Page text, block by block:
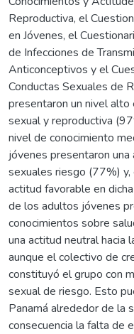
Reproductiva, el
en Jóvenes, el
de Infecciones de
Anticonceptivos y el
Conductas Sexuales de
presentaron un nivel
sexual y reproductiva
nivel de conocimiento
jóvenes presentaron
sexuales riesgo (77%)
actitud favorable en
de los adultos jóvenes
conocimientos sobre
una actitud neutral hacia
aunque el colectivo de
constituyó el grupo con
sexual de riesgo. Esto
Panamá alrededor de la
consecuencia la falta de